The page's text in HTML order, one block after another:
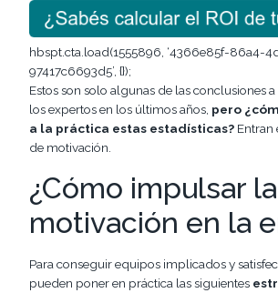
hbspt.cta.load(1555896, ‘4366e85f-86a4-
97417c6693d5’, {});
Estos son solo algunas de las conclusiones
los expertos en los últimos años, pero
a la práctica estas estadísticas? Entran
de motivación.
¿Cómo impulsar la
motivación en la
Para conseguir equipos implicados y
pueden poner en práctica las siguientes